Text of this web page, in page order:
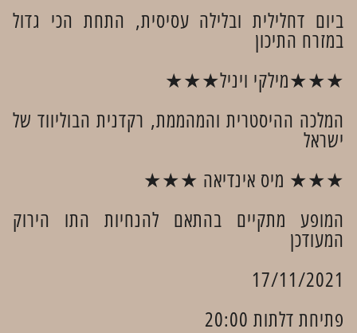
ביום דחלילית ובלילה עסיסית, התחת הכי גדול
במזרח התיכון
★★★מילקי ויניל★★★
המלכה ההיסטרית והמהממת, רקדנית הבוליווד של
ישראל
★★★ מיס אינדיאה ★★★
המופע מתקיים בהתאם להנחיות התו הירוק
המעודכן
17/11/2021
פתיחת דלתות 20:00